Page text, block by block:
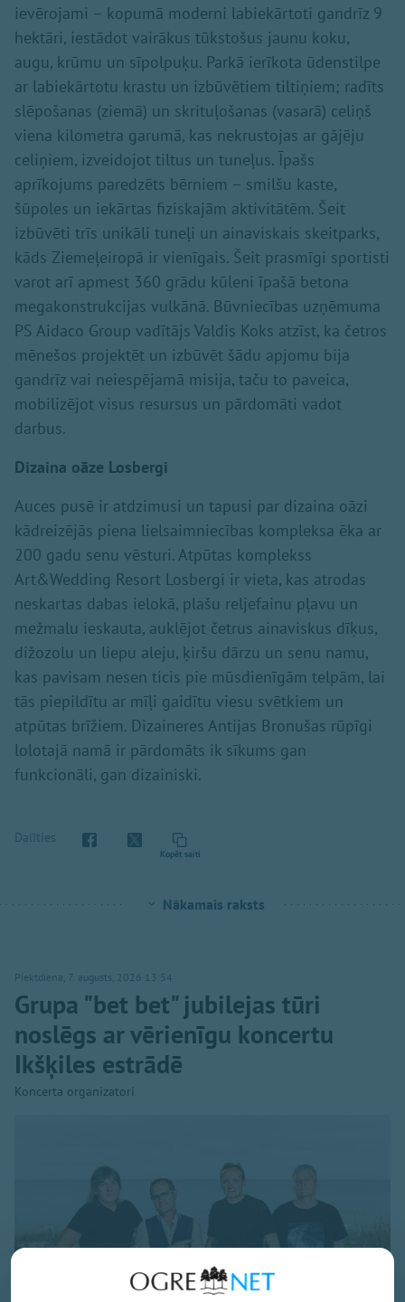
ievērojami – kopumā moderni labiekārtoti gandrīz 9
hektāri, iestādot vairākus tūkstošus jaunu koku,
augu, krūmu un sīpolpuķu. Parkā ierīkota ūdenstilpe
ar labiekārtotu krastu un izbūvētiem tiltiņiem; radīts
slēpošanas (ziemā) un skrituļošanas (vasarā) celiņš
viena kilometra garumā, kas nekrustojas ar gājēju
celiņiem, izveidojot tiltus un tuneļus. Īpašs
aprīkojums paredzēts bērniem – smilšu kaste,
šūpoles un iekārtas fiziskajām aktivitātēm. Šeit
izbūvēti trīs unikāli tuneļi un ainaviskais skeitparks,
kāds Ziemeļeiropā ir vienīgais. Šeit prasmīgi sportisti
varot arī apmest 360 grādu kūleni īpašā betona
megakonstrukcijas vulkānā. Būvniecības uzņēmuma
PS Aidaco Group vadītājs Valdis Koks atzīst, ka četros
mēnešos projektēt un izbūvēt šādu apjomu bija
gandrīz vai neiespējamā misija, taču to paveica,
mobilizējot visus resursus un pārdomāti vadot
darbus.
Dizaina oāze Losbergi
Auces pusē ir atdzimusi un tapusi par dizaina oāzi
kādreizējās piena lielsaimniecības kompleksa ēka ar
200 gadu senu vēsturi. Atpūtas komplekss
Art&Wedding Resort Losbergi ir vieta, kas atrodas
neskartas dabas ielokā, plašu reljefainu pļavu un
mežmalu ieskauta, auklējot četrus ainaviskus dīķus,
dižozolu un liepu aleju, ķiršu dārzu un senu namu,
kas pavisam nesen ticis pie mūsdienīgām telpām, lai
tās piepildītu ar mīļi gaidītu viesu svētkiem un
atpūtas brīžiem. Dizaineres Antijas Bronušas rūpīgi
lolotajā namā ir pārdomāts ik sīkums gan
funkcionāli, gan dizainiski.
Dalīties
Kopēt saiti
Nākamais raksts
Piektdiena, 7. augusts, 2026 13:54
Grupa "bet bet" jubilejas tūri
noslēgs ar vērienīgu koncertu
Ikšķiles estrādē
Koncerta organizatori